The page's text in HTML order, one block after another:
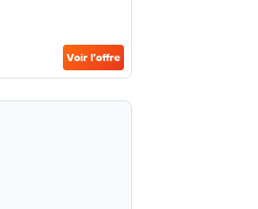
Voir l’offre